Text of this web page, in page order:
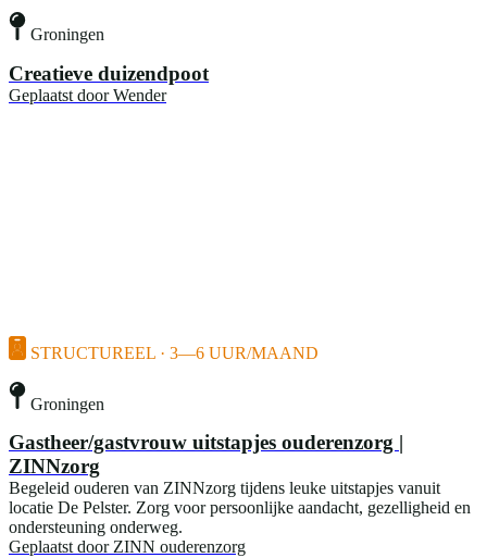
Groningen
Creatieve duizendpoot
Geplaatst door Wender
STRUCTUREEL · 3—6 UUR/MAAND
Groningen
Gastheer/gastvrouw uitstapjes ouderenzorg |
ZINNzorg
Begeleid ouderen van ZINNzorg tijdens leuke uitstapjes vanuit
locatie De Pelster. Zorg voor persoonlijke aandacht, gezelligheid en
ondersteuning onderweg.
Geplaatst door ZINN ouderenzorg